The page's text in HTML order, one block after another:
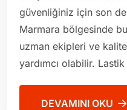
güvenliğiniz için son
Marmara bölgesinde
uzman ekipleri ve
yardımcı olabilir. Lastik
DEVAMINI OKU